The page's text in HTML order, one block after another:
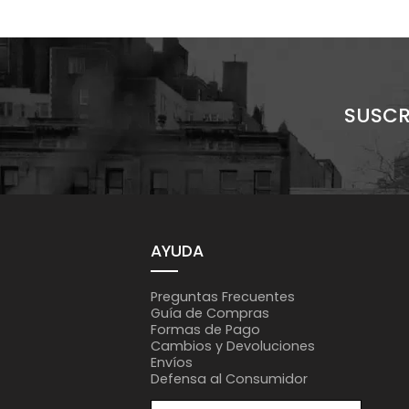
AYUDA
Preguntas Frecuentes
Guía de Compras
Formas de Pago
Cambios y Devoluciones
Envíos
Defensa al Consumidor